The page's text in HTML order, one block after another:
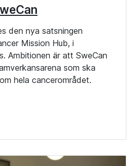
den nya satsningen
Mission Hub, i
Ambitionen är att SweCan
som ska
hela cancerområdet.